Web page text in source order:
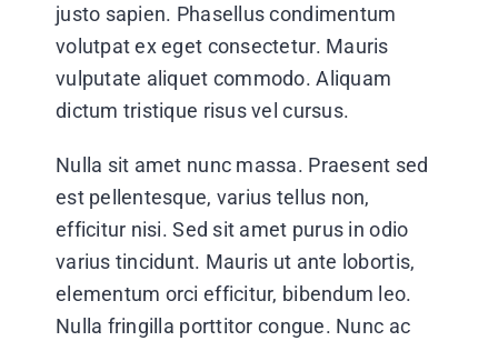
justo sapien. Phasellus condimentum
volutpat ex eget consectetur. Mauris
vulputate aliquet commodo. Aliquam
dictum tristique risus vel cursus.
Nulla sit amet nunc massa. Praesent sed
est pellentesque, varius tellus non,
efficitur nisi. Sed sit amet purus in odio
varius tincidunt. Mauris ut ante lobortis,
elementum orci efficitur, bibendum leo.
Nulla fringilla porttitor congue. Nunc ac